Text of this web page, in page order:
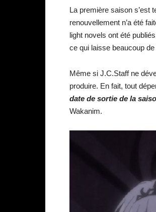
La première saison s’est
renouvellement n’a été
light novels ont été
ce qui laisse beaucoup
Même si J.C.Staff ne
produire. En fait, tout
date de sortie de la
Wakanim.